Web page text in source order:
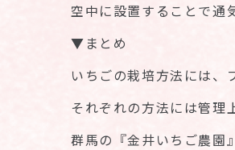
空中に設置することで通
▼まとめ
いちごの栽培方法には、
それぞれの方法には管理
群馬の『金井いちご農園